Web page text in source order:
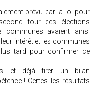
prévu par la loi pour
tour des élections
communes avaient ainsi
intérêt et les communes
tard pour confirmer ce
et déjà tirer un bilan
! Certes, les résultats